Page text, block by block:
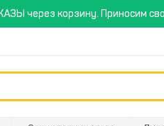
через корзину. Приносим